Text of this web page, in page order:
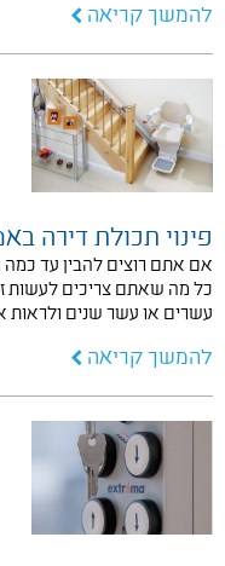
להמשך קריאה
פינוי תכולת דירה
אם אתם רוצים להבין עד
כל מה שאתם צריכים לעשות
עשרים או עשר שנים
להמשך קריאה